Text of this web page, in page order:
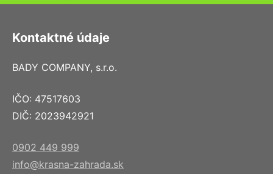
Kontaktné údaje
BADY COMPANY, s.r.o.
IČO: 47517603
DIČ: 2023942921
0902 449 999
info@krasna-zahrada.sk